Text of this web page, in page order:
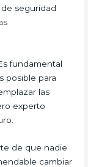
seguridad
fundamental
posible para
las
experto
de que nadie
cambiar